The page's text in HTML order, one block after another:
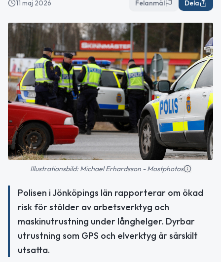
11 maj 2026 Felanmäl Dela
Illustrationsbild: Michael Erhardsson - Mostphotos
Polisen i Jönköpings län rapporterar om ökad
risk för stölder av arbetsverktyg och
maskinutrustning under långhelger. Dyrbar
utrustning som GPS och elverktyg är särskilt
utsatta.